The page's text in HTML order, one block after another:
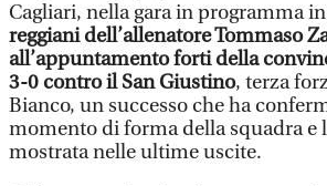
Cagliari, nella gara in programma
reggiani dell’allenatore Tommaso
all’appuntamento forti della
3-0 contro il San Giustino, terza
Bianco, un successo che ha
momento di forma della squadra e
mostrata nelle ultime uscite.